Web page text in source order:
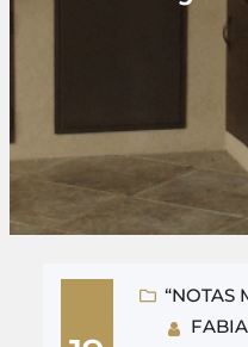
“NOTAS